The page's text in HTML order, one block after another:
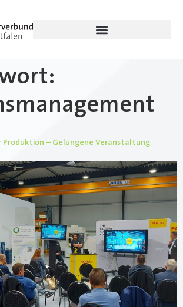
Produktion – Gelungene Veranstaltung